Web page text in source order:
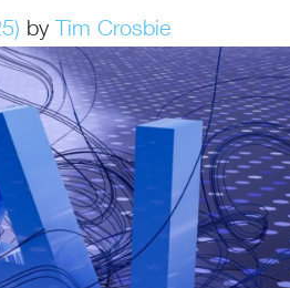
by Tim Crosbie